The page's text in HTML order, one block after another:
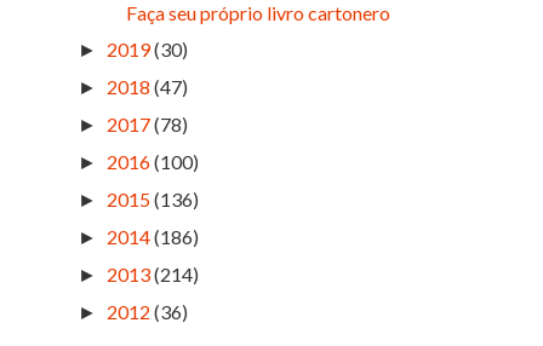
Faça seu próprio livro cartonero
► 2019(30)
► 2018 (47)
► 2017(78)
► 2016(100)
► 2015(136)
► 2014(186)
► 2013(214)
► 2012 (36)